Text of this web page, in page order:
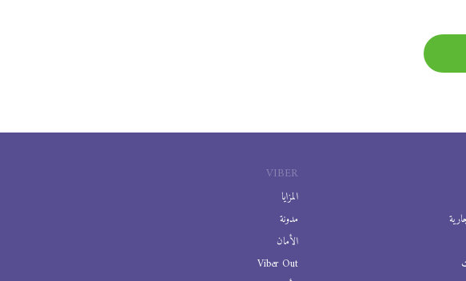
VIBER
المزايا
مدونة
الأمان
Viber Out